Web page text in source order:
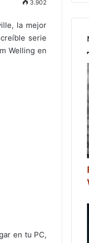
3.902
la mejor
serie
Welling en
en tu PC,